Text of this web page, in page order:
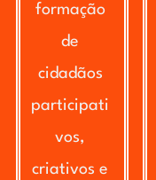
formação
de
cidadãos
participati
vos,
criativos e